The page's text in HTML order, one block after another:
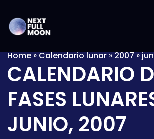
Home»Calendario lunar»2007»
CALENDARIO
FASES
JUNIO, 2007